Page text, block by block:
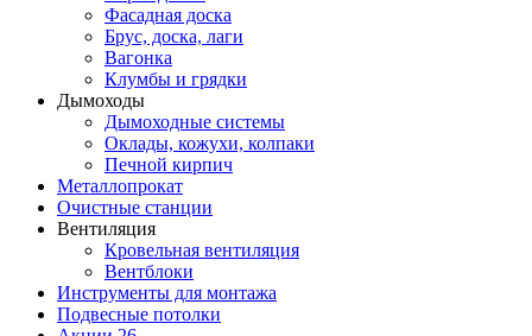
Фасадная доска
Брус, доска, лаги
Вагонка
Клумбы и грядки
Дымоходы
Дымоходные системы
Оклады, кожухи, колпаки
Печной кирпич
Металлопрокат
Очистные станции
Вентиляция
Кровельная вентиляция
Вентблоки
Инструменты для монтажа
Подвесные потолки